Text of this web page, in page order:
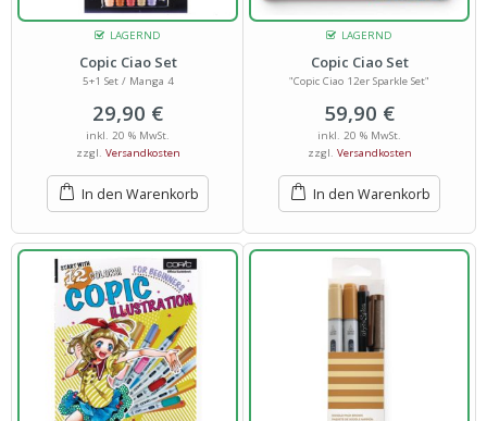
LAGERND
Copic Ciao Set
5+1 Set / Manga 4
29,90 €
inkl. 20 % MwSt.
zzgl. Versandkosten
In den Warenkorb
LAGERND
Copic Ciao Set
"Copic Ciao 12er Sparkle Set"
59,90 €
inkl. 20 % MwSt.
zzgl. Versandkosten
In den Warenkorb